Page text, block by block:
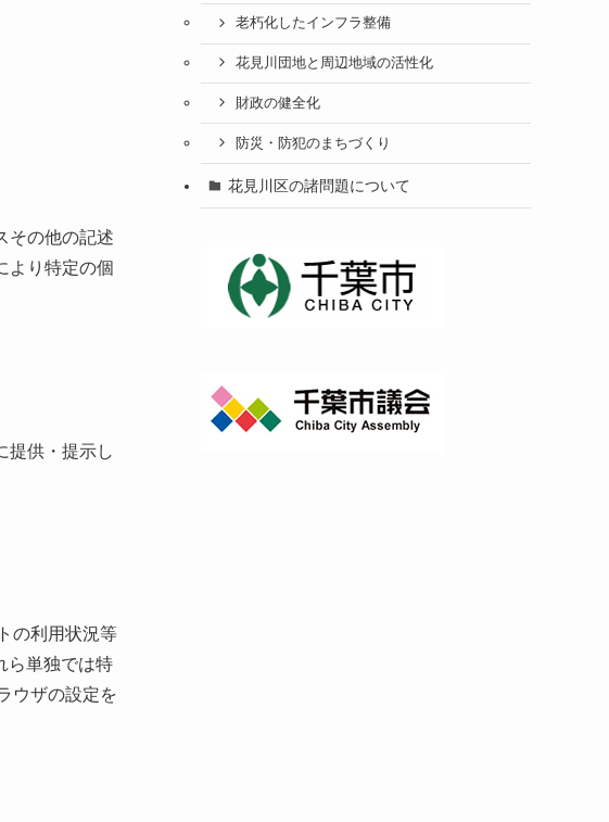
その他の記述
より特定の個
提供・提示し
の利用状況等
ら単独では特
ウザの設定を
老朽化したインフラ整備
花見川団地と周辺地域の活性化
財政の健全化
防災・防犯のまちづくり
花見川区の諸問題について